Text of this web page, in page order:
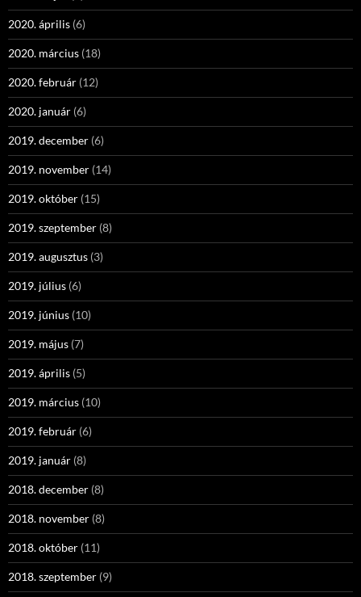
2020. április (6)
2020. március (18)
2020. február (12)
2020. január (6)
2019. december (6)
2019. november (14)
2019. október (15)
2019. szeptember (8)
2019. augusztus (3)
2019. július (6)
2019. június (10)
2019. május (7)
2019. április (5)
2019. március (10)
2019. február (6)
2019. január (8)
2018. december (8)
2018. november (8)
2018. október (11)
2018. szeptember (9)